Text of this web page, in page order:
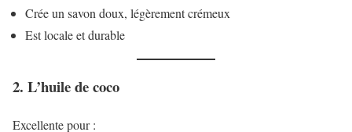
Crée un savon doux, légèrement crémeux
Est locale et durable
2. L’huile de coco
Excellente pour :